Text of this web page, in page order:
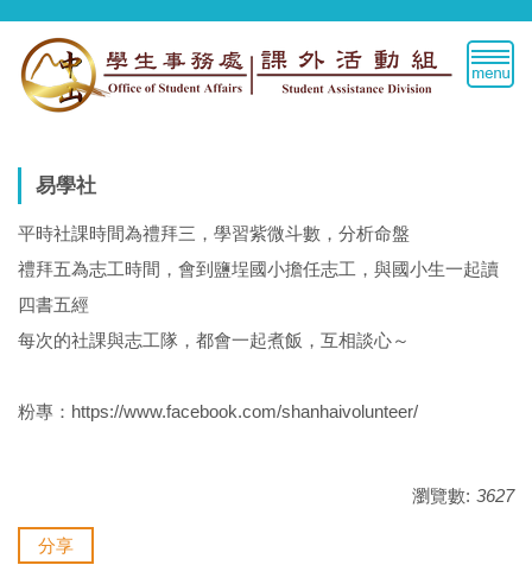
跳
主
要
區
易學社
平時社課時間為禮拜三，學習紫微斗數，分析命盤
禮拜五為志工時間，會到鹽埕國小擔任志工，與國小生一起讀
四書五經
每次的社課與志工隊，都會一起煮飯，互相談心～
粉專：https://www.facebook.com/shanhaivolunteer/
瀏覽數: 3627
分享